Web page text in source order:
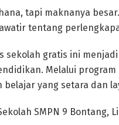
tapi maknanya
tentang
sekolah gratis ini
Melalui
yang setara dan
SMPN 9